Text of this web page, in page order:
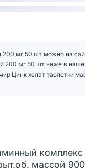
мг 50 шт можно на
200 мг 50 шт ниже в
Цинк хелат таблетки
массой